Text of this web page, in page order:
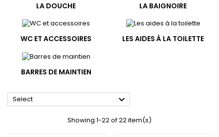
LA DOUCHE LA BAIGNOIRE
WC ET ACCESSOIRES LES AIDES À LA TOILETTE
BARRES DE MAINTIEN
Select 
Showing 1-22 of 22 item(s)